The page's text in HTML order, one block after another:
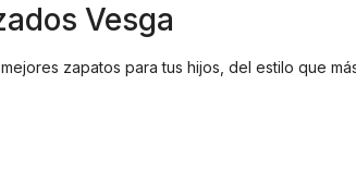
Vesga
zapatos para tus hijos, del estilo que